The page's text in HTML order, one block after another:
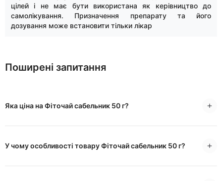
цілей і не має бути використана як керівництво до
самолікування. Призначення препарату та його
дозування може встановити тільки лікар
Поширені запитання
Яка ціна на Фіточай сабельник 50 г?
У чому особливості товару Фіточай сабельник 50 г?